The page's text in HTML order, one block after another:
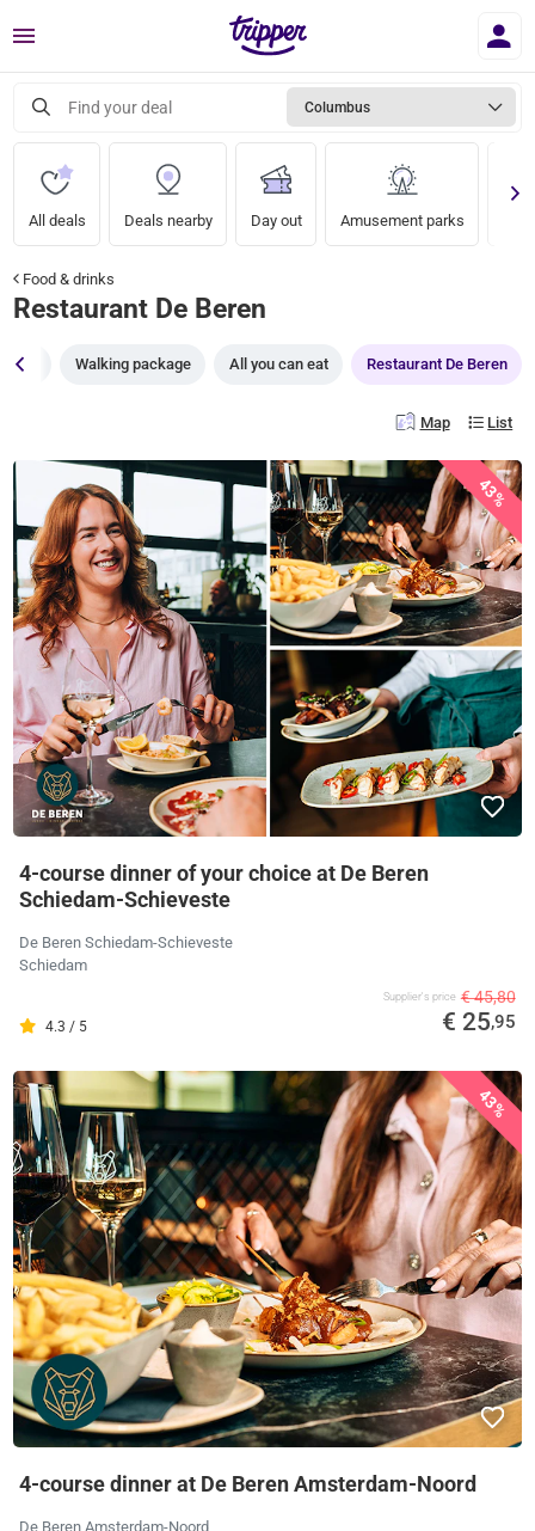
Menu
Find your deal Columbus
All deals Deals nearby Day out Amusement parks
Food & drinks
Restaurant De Beren
Walking package All you can eat Restaurant De Beren
Map List
43%
4-course dinner of your choice at De Beren
Schiedam-Schieveste
De Beren Schiedam-Schieveste
Schiedam
4.3 / 5
Supplier's price € 45,80
€ 25,95
43%
4-course dinner at De Beren Amsterdam-Noord
De Beren Amsterdam-Noord